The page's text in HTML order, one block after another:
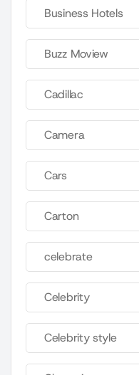
Business Hotels
Buzz Moview
Cadillac
Camera
Cars
Carton
celebrate
Celebrity
Celebrity style